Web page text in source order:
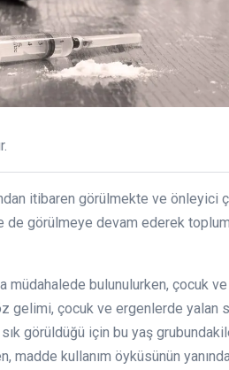
itibaren görülmekte ve önleyici
görülmeye devam ederek toplum
müdahalede bulunulurken, çocuk
gelimi, çocuk ve ergenlerde yalan
görüldüğü için bu yaş
madde kullanım öyküsünün